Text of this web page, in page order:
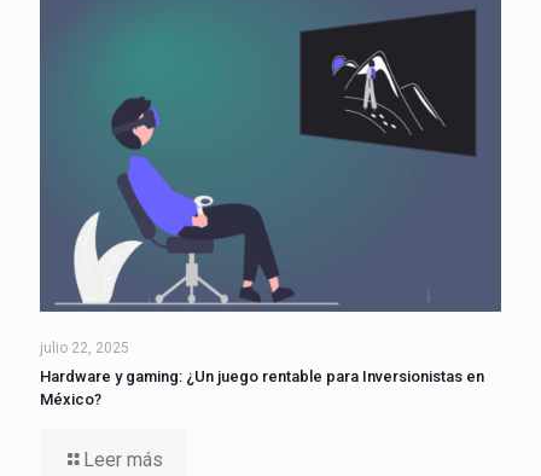
julio 22, 2025
Hardware y gaming: ¿Un juego rentable para Inversionistas en
México?
Leer más